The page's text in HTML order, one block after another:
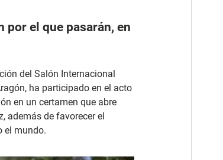
por el que pasarán, en
del Salón Internacional
ha participado en el acto
en un certamen que abre
además de favorecer el
el mundo.